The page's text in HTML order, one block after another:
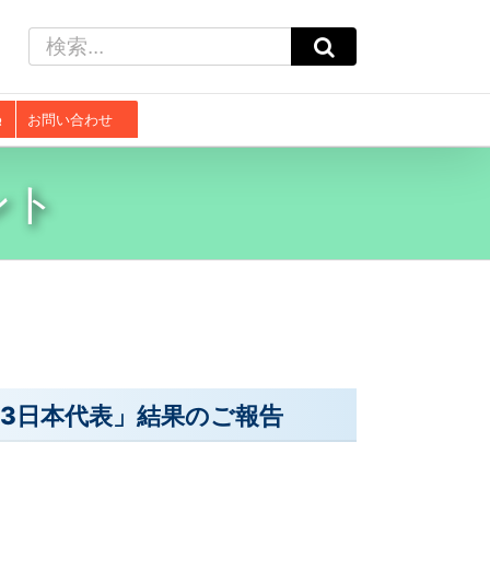
索
…
お問い合わせ
本代表」結果のご報告